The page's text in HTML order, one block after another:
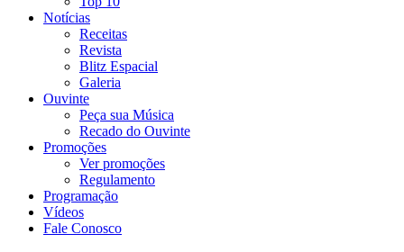
Notícias
Receitas
Revista
Blitz Espacial
Galeria
Ouvinte
Peça sua Música
Recado do Ouvinte
Promoções
Ver promoções
Regulamento
Programação
Vídeos
Fale Conosco